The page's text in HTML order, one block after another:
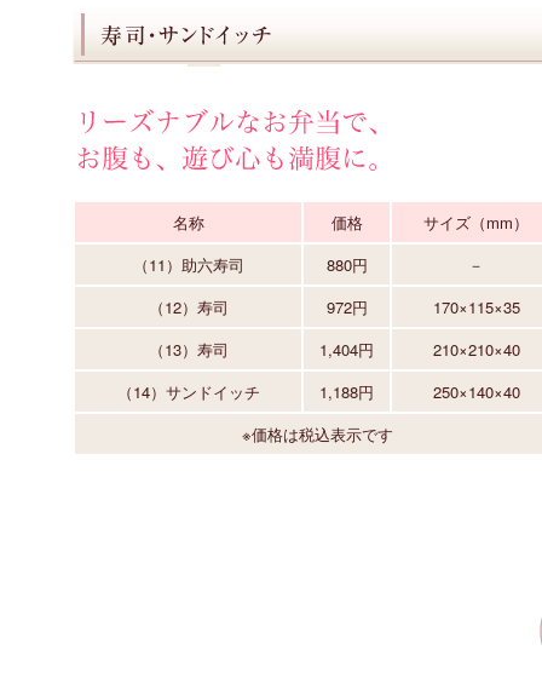
名称 価格
サイズ（mm）
（11）助六寿司
880円
－
（12）寿司
972円
170×115×35
（13）寿司
1,404円
210×210×40
（14）サンドイッチ
1,188円
250×140×40
※価格は税込表示です